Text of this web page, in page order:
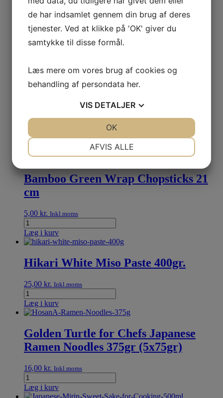
Golden Turtle Peanut Oil 1L
50,00kr. Inkl.moms
Japanese Rice 5kg
Bamboo Green Wrap Chopsticks 21
cm
5,00 kr. Inkl.moms
Læg i kurv
Hikari White Miso Paste 400gr.
25,00 kr. Inkl.moms
Læg i kurv
Golden Turtle for Chefs Japanese
Ramen Noodles 375gr (5x75gr)
16,00 kr. Inkl.moms
Læg i kurv
de har indsamlet gennem din brug af deres
tjenester. Ved at klikke på 'OK' giver du
samtykke til disse formål.
Læs mere om vores brug af cookies og
behandling af persondata her.
VIS DETALJER
MARKETING STATISTIK
AFVIS ALLE
OK